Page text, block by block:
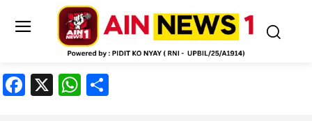
Facebook
X WhatsApp